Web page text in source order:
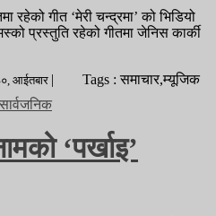
गीत ‘मेरी चन्द्रमा’ को भिडियो
प्रस्तुति रहेको गीतमा जेनिस कार्की
आईतबार | Tags : समाचार,म्यूजिक
‘पर्खाइ’